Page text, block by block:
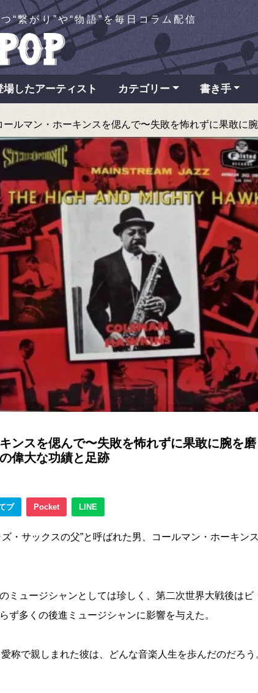
“繋がり”や“物語”を毎日コラム配信
場したアーティスト カテゴリー 書き手
ールマン・ホーキンスを偲んで〜失敗を怖れずに果敢に
ンスを偲んで〜失敗を怖れずに果敢に腕を磨
偉大な功績と足跡
ブ Pocket LINE
・サックスの父”と呼ばれた男、コールマン・ホーキン
ミュージシャンとしては珍しく、第二次世界大戦後はビ
ず多くの後進ミュージシャンに影響を与えた。
愛称で親しまれた彼は、どんな音楽人生を歩んだのだろ